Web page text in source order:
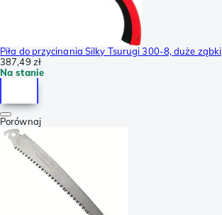
Piła do przycinania Silky Tsurugi 300-8, duże ząbki
387,49 zł
Na stanie
Porównaj